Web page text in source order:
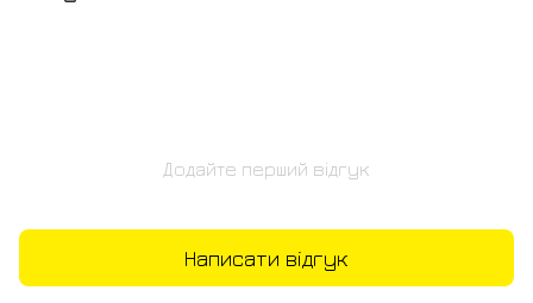
Додайте перший відгук
Написати відгук